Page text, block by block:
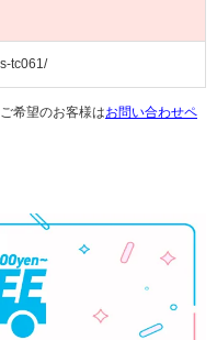
tc061/
希望のお客様はお問い合わせペ